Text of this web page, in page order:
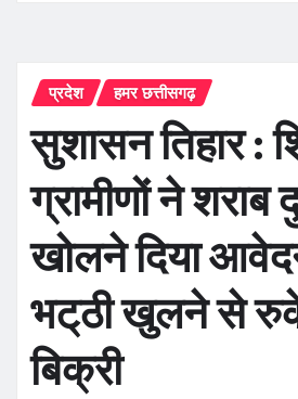
प्रदेश हमर छत्तीसगढ़
सुशासन तिहार :
ग्रामीणों ने शराब
खोलने दिया
भट्‌ठी खुलने से
बिक्री